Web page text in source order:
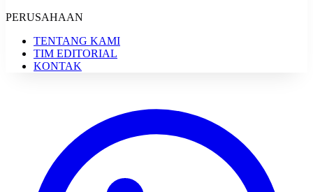
PERUSAHAAN
TENTANG KAMI
TIM EDITORIAL
KONTAK